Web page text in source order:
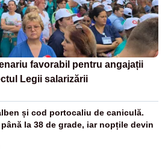
favorabil pentru angajații
Legii salarizării
și cod portocaliu de caniculă.
la 38 de grade, iar nopțile devin